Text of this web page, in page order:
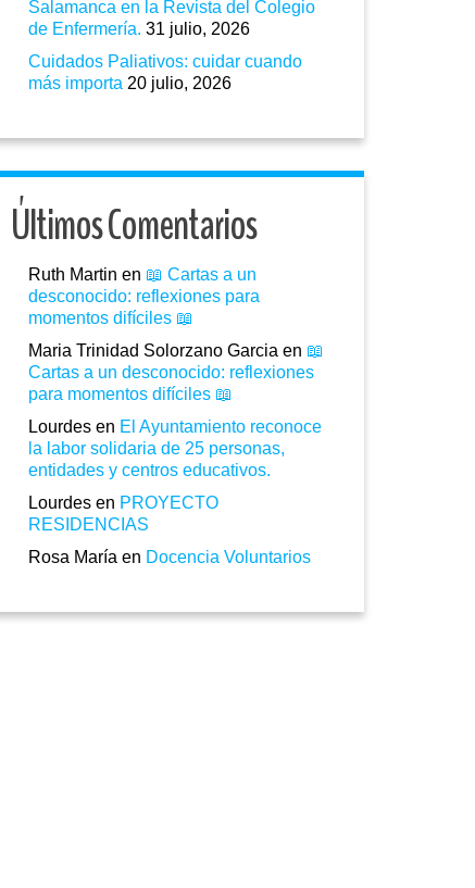
Salamanca en la Revista del Colegio
de Enfermería. 31 julio, 2026
Cuidados Paliativos: cuidar cuando
más importa 20 julio, 2026
Últimos Comentarios
Ruth Martin en 📖 Cartas a un
desconocido: reflexiones para
momentos difíciles 📖
Maria Trinidad Solorzano Garcia en 📖
Cartas a un desconocido: reflexiones
para momentos difíciles 📖
Lourdes en El Ayuntamiento reconoce
la labor solidaria de 25 personas,
entidades y centros educativos.
Lourdes en PROYECTO
RESIDENCIAS
Rosa María en Docencia Voluntarios